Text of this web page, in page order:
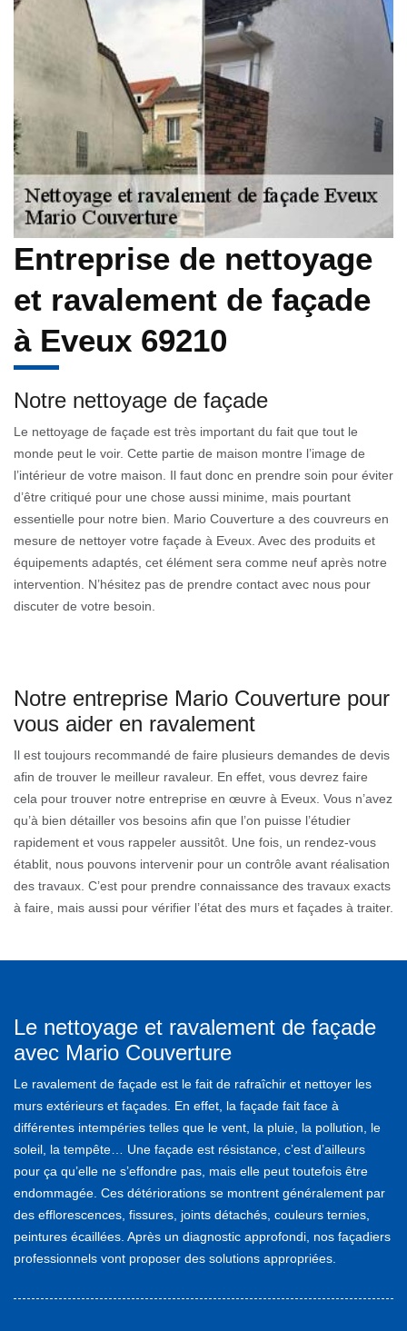
Entreprise de nettoyage
et ravalement de façade
à Eveux 69210
Notre nettoyage de façade
Le nettoyage de façade est très important du fait que tout le
monde peut le voir. Cette partie de maison montre l’image de
l’intérieur de votre maison. Il faut donc en prendre soin pour éviter
d’être critiqué pour une chose aussi minime, mais pourtant
essentielle pour notre bien. Mario Couverture a des couvreurs en
mesure de nettoyer votre façade à Eveux. Avec des produits et
équipements adaptés, cet élément sera comme neuf après notre
intervention. N’hésitez pas de prendre contact avec nous pour
discuter de votre besoin.
Notre entreprise Mario Couverture pour
vous aider en ravalement
Il est toujours recommandé de faire plusieurs demandes de devis
afin de trouver le meilleur ravaleur. En effet, vous devrez faire
cela pour trouver notre entreprise en œuvre à Eveux. Vous n’avez
qu’à bien détailler vos besoins afin que l’on puisse l’étudier
rapidement et vous rappeler aussitôt. Une fois, un rendez-vous
établit, nous pouvons intervenir pour un contrôle avant réalisation
des travaux. C’est pour prendre connaissance des travaux exacts
à faire, mais aussi pour vérifier l’état des murs et façades à traiter.
Le nettoyage et ravalement de façade
avec Mario Couverture
Le ravalement de façade est le fait de rafraîchir et nettoyer les
murs extérieurs et façades. En effet, la façade fait face à
différentes intempéries telles que le vent, la pluie, la pollution, le
soleil, la tempête… Une façade est résistance, c’est d’ailleurs
pour ça qu’elle ne s’effondre pas, mais elle peut toutefois être
endommagée. Ces détériorations se montrent généralement par
des efflorescences, fissures, joints détachés, couleurs ternies,
peintures écaillées. Après un diagnostic approfondi, nos façadiers
professionnels vont proposer des solutions appropriées.